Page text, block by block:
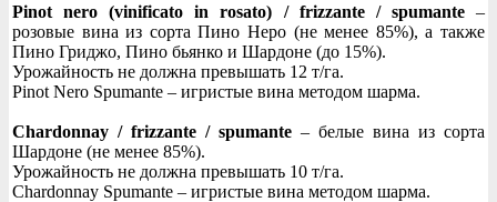
Pinot nero (vinificato in rosato) / frizzante / spumante–
розовые вина из сорта Пино Неро (не менее 85%), а также
Пино Гриджо, Пино бьянко и Шардоне (до 15%).
Урожайность не должна превышать 12 т/га.
Pinot Nero Spumante – игристые вина методом шарма.
Chardonnay / frizzante / spumante – белые вина из сорта
Шардоне (не менее 85%).
Урожайность не должна превышать 10 т/га.
Chardonnay Spumante – игристые вина методом шарма.